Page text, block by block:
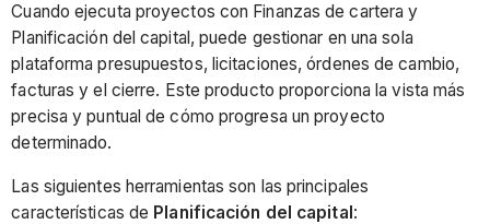
Cuando ejecuta proyectos con Finanzas de cartera y
Planificación del capital, puede gestionar en una sola
plataforma presupuestos, licitaciones, órdenes de cambio,
facturas y el cierre. Este producto proporciona la vista más
precisa y puntual de cómo progresa un proyecto
determinado.
Las siguientes herramientas son las principales
características de Planificación del capital: